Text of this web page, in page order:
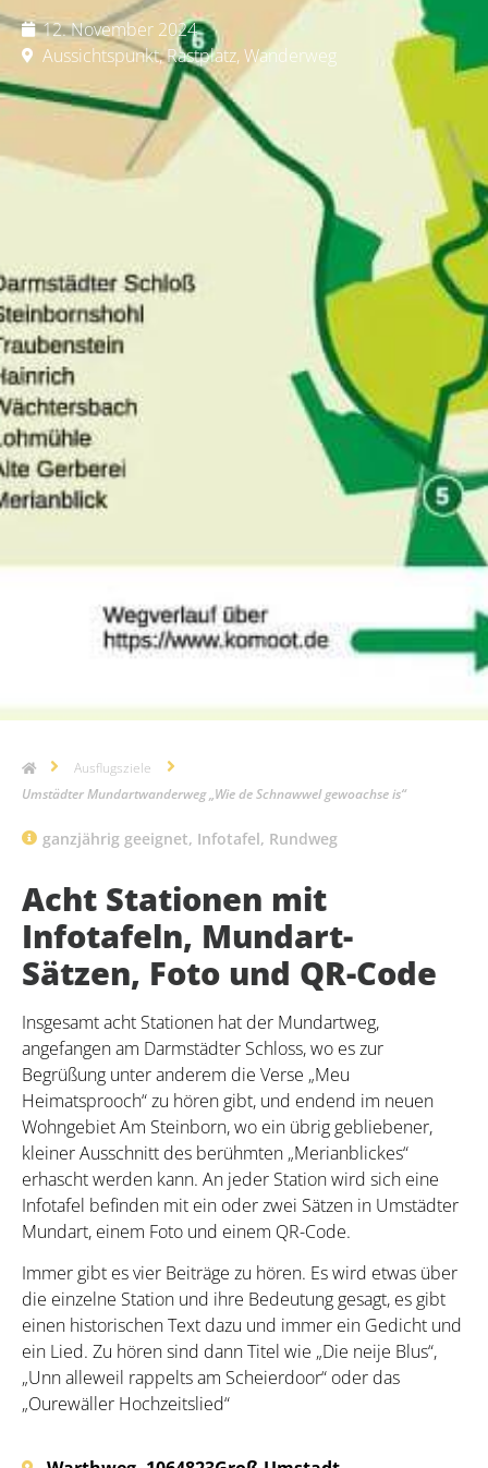
12. November 2024
Aussichtspunkt,Rastplatz,Wanderweg
Ausflugsziele
Umstädter Mundartwanderweg „Wie de Schnawwel gewoachse is“
ganzjährig geeignet, Infotafel, Rundweg
Acht Stationen mit
Infotafeln, Mundart-
Sätzen, Foto und QR-Code
Insgesamt acht Stationen hat der Mundartweg,
angefangen am Darmstädter Schloss, wo es zur
Begrüßung unter anderem die Verse „Meu
Heimatsprooch“ zu hören gibt, und endend im neuen
Wohngebiet Am Steinborn, wo ein übrig gebliebener,
kleiner Ausschnitt des berühmten „Merianblickes“
erhascht werden kann. An jeder Station wird sich eine
Infotafel befinden mit ein oder zwei Sätzen in Umstädter
Mundart, einem Foto und einem QR-Code.
Immer gibt es vier Beiträge zu hören. Es wird etwas über
die einzelne Station und ihre Bedeutung gesagt, es gibt
einen historischen Text dazu und immer ein Gedicht und
ein Lied. Zu hören sind dann Titel wie „Die neije Blus“,
„Unn alleweil rappelts am Scheierdoor“ oder das
„Ourewäller Hochzeitslied“